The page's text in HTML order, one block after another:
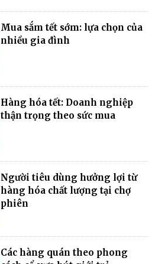
Mua sắm tết sớm: lựa chọn của
nhiều gia đình
Hàng hóa tết: Doanh nghiệp
thận trọng theo sức mua
Người tiêu dùng hưởng lợi từ
hàng hóa chất lượng tại chợ
phiên
Các hàng quán theo phong